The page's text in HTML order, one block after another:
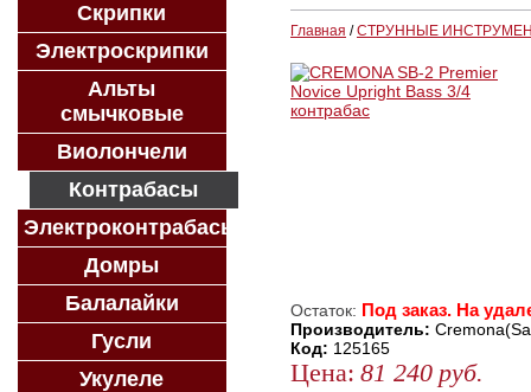
Главная /СТРУННЫЕ
Остаток: Под заказ. На
Производитель:
Код: 125165
Цена: 81 240 руб.
Скрипки
Электроскрипки
Альты
смычковые
Виолончели
Контрабасы
Электроконтрабасы
Домры
Балалайки
Гусли
Укулеле